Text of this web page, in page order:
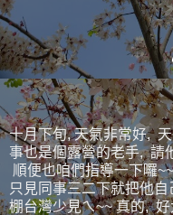
十月下旬, 天氣非常好,
事也是個露營的老手, 請
順便也咱們指導一下囉~~
只見同事三二下就把他
棚台灣少見ㄟ~~ 真的,